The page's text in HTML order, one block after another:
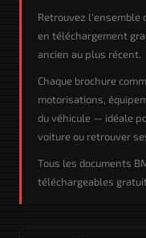
Retrouvez l'ensemble
en téléchargement
ancien au plus récent.
Chaque brochure
motorisations,
du véhicule — idéale
voiture ou retrouver
Tous les documents
téléchargeables